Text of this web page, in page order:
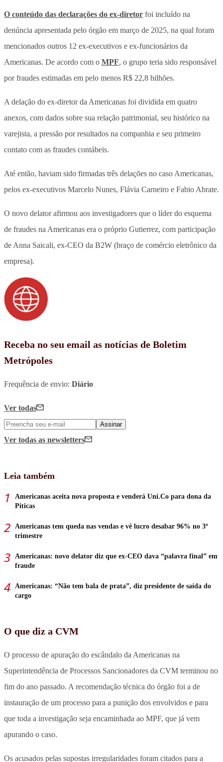
O conteúdo das declarações do ex-diretor foi incluído na
denúncia apresentada pelo órgão em março de 2025, na qual foram
mencionados outros 12 ex-executivos e ex-funcionários da
Americanas. De acordo com o MPF, o grupo teria sido responsável
por fraudes estimadas em pelo menos R$ 22,8 bilhões.
A delação do ex-diretor da Americanas foi dividida em quatro
anexos, com dados sobre sua relação patrimonial, seu histórico na
varejista, a pressão por resultados na companhia e seu primeiro
contato com as fraudes contábeis.
Até então, haviam sido firmadas três delações no caso Americanas,
pelos ex-executivos Marcelo Nunes, Flávia Carneiro e Fabio Abrate.
O novo delator afirmou aos investigadores que o líder do esquema
de fraudes na Americanas era o próprio Gutierrez, com participação
de Anna Saicali, ex-CEO da B2W (braço de comércio eletrônico da
empresa).
Receba no seu email as notícias de Boletim
Metrópoles
Frequência de envio: Diário
Ver todas
Assinar
Ver todas as newsletters
Leia também
Americanas aceita nova proposta e venderá Uni.Co para dona da
Piticas
Americanas tem queda nas vendas e vê lucro desabar 96% no 3º
trimestre
Americanas: novo delator diz que ex-CEO dava “palavra final” em
fraude
Americanas: “Não tem bala de prata”, diz presidente de saída do
cargo
O que diz a CVM
O processo de apuração do escândalo da Americanas na
Superintendência de Processos Sancionadores da CVM terminou no
fim do ano passado. A recomendação técnica do órgão foi a de
instauração de um processo para a punição dos envolvidos e para
que toda a investigação seja encaminhada ao MPF, que já vem
apurando o caso.
Os acusados pelas supostas irregularidades foram citados para a